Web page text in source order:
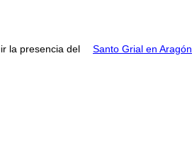
la presencia del Santo Grial en Aragón